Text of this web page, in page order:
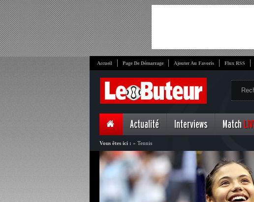
Accueil Page De Démarrage Ajouter Au Favoris Flux RSS
Actualité Interviews Match
Vous êtes ici : » Tennis